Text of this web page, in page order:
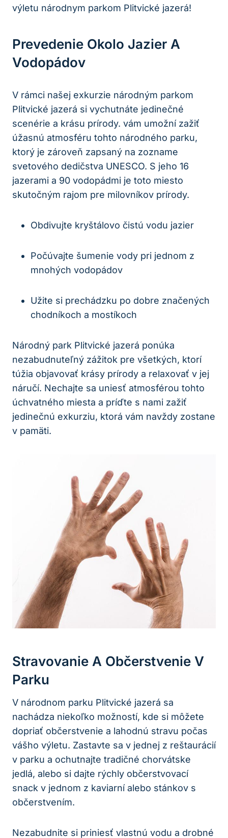
výletu národnym parkom Plitvické jazerá!
Prevedenie Okolo Jazier ⁤a
⁢vodopádov
V rámci‌ našej exkurzie⁢ národným parkom
Plitvické jazerá si vychutnáte jedinečné
scenérie a krásu prírody. ‌vám ⁤umožní‍ zažiť
úžasnú atmosféru tohto národného parku,
‍ktorý ⁤je zároveň zapsaný na zozname
‌svetového dedičstva UNESCO. S jeho⁣ 16
jazerami ‍a 90 vodopádmi ⁢je toto miesto
skutočným rajom ​pre milovníkov ​prírody.
Obdivujte ⁢kryštálovo čistú vodu jazier
Počúvajte šumenie vody pri jednom z
mnohých vodopádov
Užite si prechádzku po⁣ dobre ⁣značených
chodníkoch a mostíkoch
Národný‌ park Plitvické jazerá ponúka
nezabudnuteľný zážitok pre všetkých, ktorí
túžia ‍objavovať krásy prírody a ‌relaxovať⁣ v‌ jej​
náručí. Nechajte sa⁣ uniesť ⁢atmosférou tohto
úchvatného⁤ miesta a príďte s nami zažiť
jedinečnú exkurziu,‌ ktorá vám navždy zostane
v ⁤pamäti.
Stravovanie A ⁢občerstvenie V
Parku
V národnom parku Plitvické ‌jazerá sa
nachádza ⁣niekoľko možností, kde si môžete
dopriať⁣ občerstvenie a lahodnú stravu počas
vášho výletu. Zastavte sa v⁣ jednej z⁣ reštaurácií
v parku a‍ ochutnajte ‌tradičné chorvátske
jedlá, alebo⁢ si dajte⁣ rýchly občerstvovací​
snack v jednom z kaviarní alebo stánkov s
občerstvením.
Nezabudnite si⁢ priniesť ⁢vlastnú‌ vodu⁤ a⁣ drobné